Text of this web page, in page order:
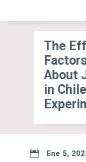
The
About
in
 Ene 5,